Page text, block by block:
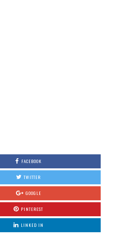
FACEBOOK
TWITTER
GOOGLE
PINTEREST
LINKED IN